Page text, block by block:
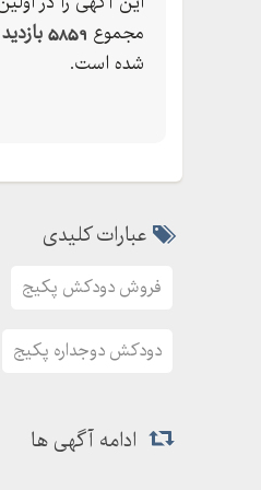
مجموع 5859 بازدید
شده است.
عبارات کلیدی
فروش دودکش پکیج
دودکش دوجداره پکیج
ادامه آگهی ها